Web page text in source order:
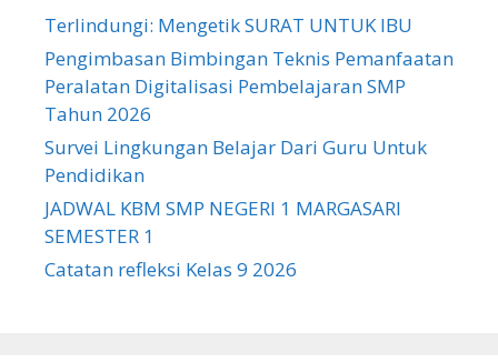
Terlindungi: Mengetik SURAT UNTUK IBU
Pengimbasan Bimbingan Teknis Pemanfaatan
Peralatan Digitalisasi Pembelajaran SMP
Tahun 2026
Survei Lingkungan Belajar Dari Guru Untuk
Pendidikan
JADWAL KBM SMP NEGERI 1 MARGASARI
SEMESTER 1
Catatan refleksi Kelas 9 2026